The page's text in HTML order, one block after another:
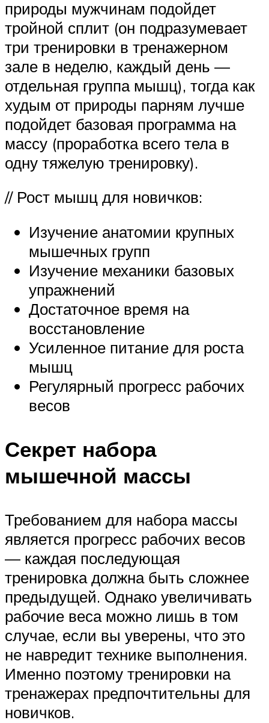
природы мужчинам подойдет
тройной сплит (он подразумевает
три тренировки в тренажерном
зале в неделю, каждый день —
отдельная группа мышц), тогда как
худым от природы парням лучше
подойдет базовая программа на
массу (проработка всего тела в
одну тяжелую тренировку).
// Рост мышц для новичков:
Изучение анатомии крупных
мышечных групп
Изучение механики базовых
упражнений
Достаточное время на
восстановление
Усиленное питание для роста
мышц
Регулярный прогресс рабочих
весов
Секрет набора
мышечной массы
Требованием для набора массы
является прогресс рабочих весов
— каждая последующая
тренировка должна быть сложнее
предыдущей. Однако увеличивать
рабочие веса можно лишь в том
случае, если вы уверены, что это
не навредит технике выполнения.
Именно поэтому тренировки на
тренажерах предпочтительны для
новичков.